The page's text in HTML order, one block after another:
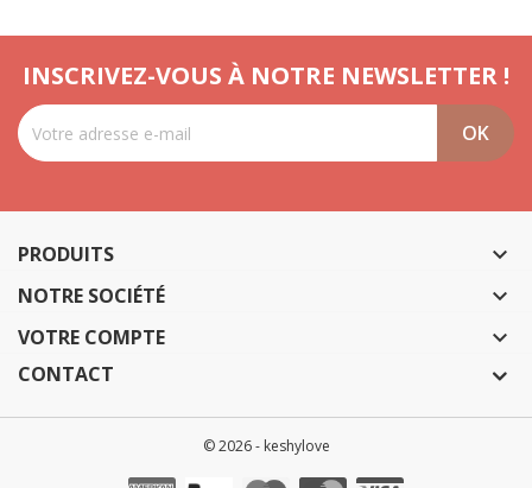
INSCRIVEZ-VOUS À NOTRE NEWSLETTER !
PRODUITS 
NOTRE SOCIÉTÉ 
VOTRE COMPTE 
CONTACT
© 2026 - keshylove